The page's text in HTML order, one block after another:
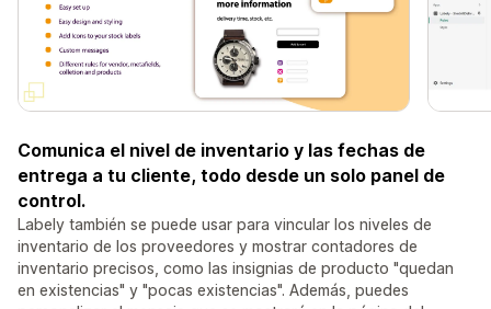
Comunica el nivel de inventario y las fechas de
entrega a tu cliente, todo desde un solo panel de
control.
Labely también se puede usar para vincular los niveles de
inventario de los proveedores y mostrar contadores de
inventario precisos, como las insignias de producto "quedan
en existencias" y "pocas existencias". Además, puedes